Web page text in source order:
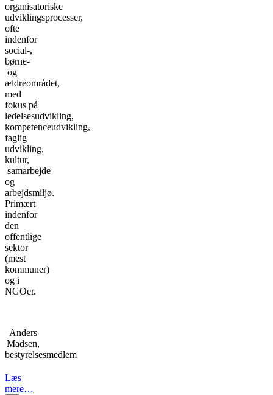
organisatoriske
udviklingsprocesser,
ofte
indenfor
social-,
børne-
og
ældreområdet,
med
fokus på
ledelsesudvikling,
kompetenceudvikling,
faglig
udvikling,
kultur,
samarbejde
og
arbejdsmiljø.
Primært
indenfor
den
offentlige
sektor
(mest
kommuner)
og i
NGOer.
Anders
Madsen,
bestyrelsesmedlem
Læs
mere…